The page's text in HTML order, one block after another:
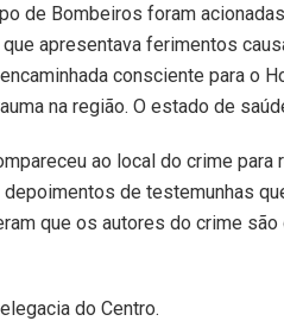
de Bombeiros foram
apresentava ferimentos
consciente para o
na região. O estado de
ao local do crime
de testemunhas
que os autores do crime
do Centro.